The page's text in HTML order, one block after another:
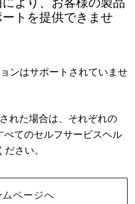
トを提供できませ
ンはサポートされていませ
れた場合は、それぞれの
べてのセルフサービスヘル
さい。
ページへ